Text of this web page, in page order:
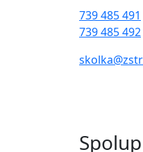
739 485 491
739 485 492